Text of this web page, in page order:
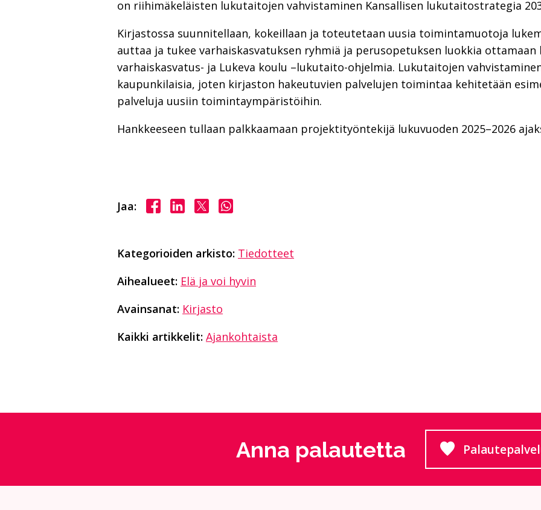
on riihimäkeläisten lukutaitojen vahvistaminen Kansallisen lukutaitostrategia
Kirjastossa suunnitellaan, kokeillaan ja toteutetaan uusia toimintamuotoja
auttaa ja tukee varhaiskasvatuksen ryhmiä ja perusopetuksen luokkia ottamaan
varhaiskasvatus- ja Lukeva koulu –lukutaito-ohjelmia. Lukutaitojen
kaupunkilaisia, joten kirjaston hakeutuvien palvelujen toimintaa kehitetään
palveluja uusiin toimintaympäristöihin.
Hankkeeseen tullaan palkkaamaan projektityöntekijä lukuvuoden 2025–2026
Jaa: Jaa Facebookissa
Jaa LinkedInissä
Jaa X:ssäJaa WhasAppissa
Kategorioiden arkisto: Tiedotteet
Aihealueet: Elä ja voi hyvin
Avainsanat: Kirjasto
Kaikki artikkelit: Ajankohtaista
Anna palautetta Siirtyy